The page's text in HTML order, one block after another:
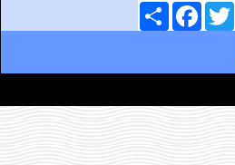
Comparteix